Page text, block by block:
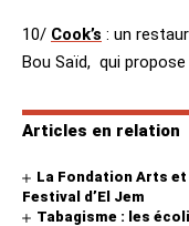
10/ Cook’s : un
Bou Saïd, qui
Articles en relation
La Fondation Arts et
Festival d’El Jem
Tabagisme : les